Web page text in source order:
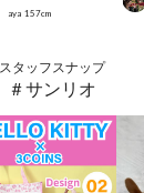
aya 157cm
スタッフスナップ
＃サンリオ